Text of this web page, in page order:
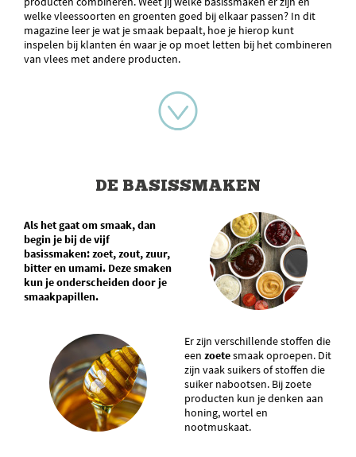
welke vleessoorten en groenten goed bij elkaar passen? In dit
magazine leer je wat je smaak bepaalt, hoe je hierop kunt
inspelen bij klanten én waar je op moet letten bij het combineren
van vlees met andere producten.
DE BASISSMAKEN
Als het gaat om smaak, dan
begin je bij de vijf
basissmaken: zoet, zout, zuur,
bitter en umami. Deze smaken
kun je onderscheiden door je
smaakpapillen.
Er zijn verschillende stoffen die
een zoetesmaak oproepen. Dit
zijn vaak suikers of stoffen die
suiker nabootsen. Bij zoete
producten kun je denken aan
honing, wortel en
nootmuskaat.